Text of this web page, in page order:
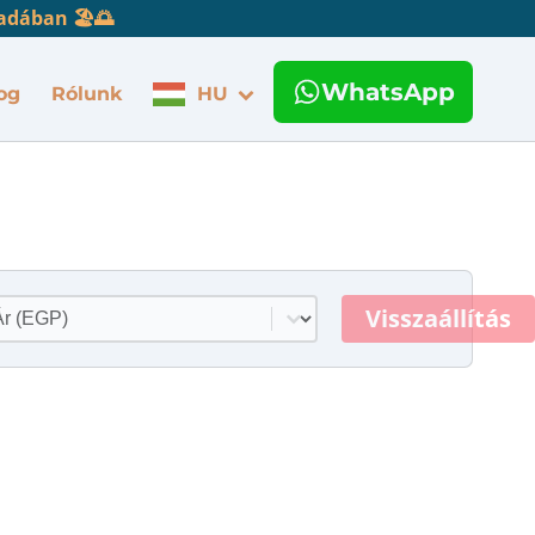
🏖️🌅
Rólunk HU WhatsApp
kiválasztása Visszaállítás